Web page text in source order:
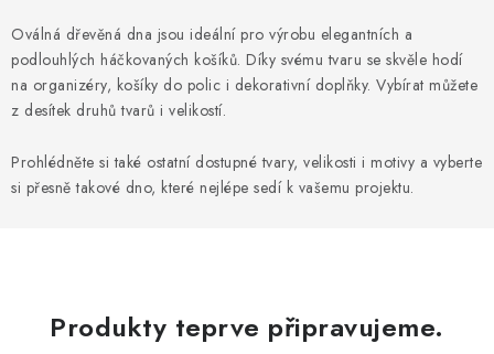
GALANTERIE A LÁTKY
DÁRKY
Doprava a platba Vrácení zboží a reklamace
Časté otázky
Oválná dřevěná dna jsou ideální pro výrobu elegantních a
podlouhlých háčkovaných košíků. Díky svému tvaru se skvěle hodí
na organizéry, košíky do polic i dekorativní doplňky. Vybírat můžete
z desítek druhů tvarů i velikostí.
Prohlédněte si také ostatní dostupné tvary, velikosti i motivy a vyberte
si přesně takové dno, které nejlépe sedí k vašemu projektu.
Produkty teprve připravujeme.